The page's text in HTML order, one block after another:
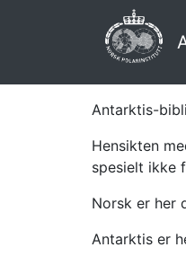
Antarktis-
Hensikten
spesielt ikke
Norsk er her
Antarktis er